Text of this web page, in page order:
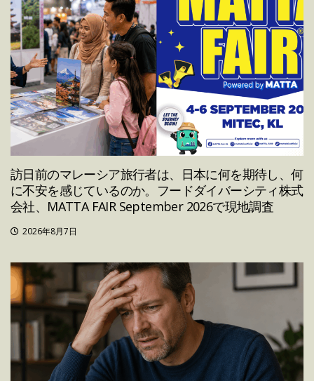
訪日前のマレーシア旅行者は、日本に何を期待し、何
に不安を感じているのか。フードダイバーシティ株式
会社、MATTA FAIR September 2026で現地調査
2026年8月7日